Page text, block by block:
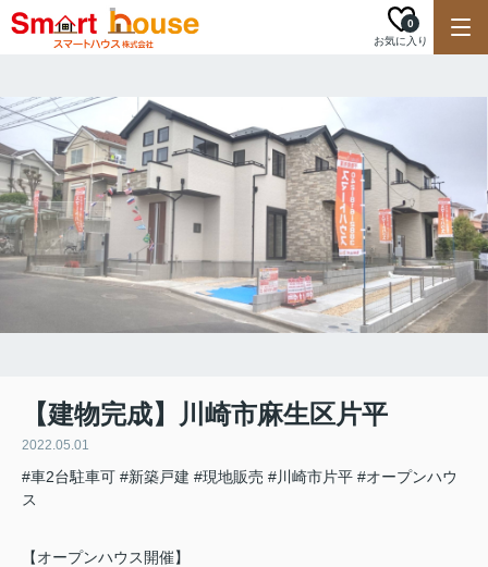
お気に入り
0
【建物完成】川崎市麻生区片平
2022.05.01
#車2台駐車可 #新築戸建 #現地販売 #川崎市片平 #オープンハウ
ス
【オープンハウス開催】